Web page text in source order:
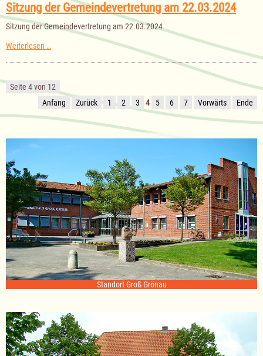
Sitzung der Gemeindevertretung am 22.03.2024
Sitzung der Gemeindevertretung am 22.03.2024
Weiterlesen …Sitzung
Gemeindevertretung
22.03.2024
Seite 4 von 12
Anfang
Zurück 1 2 3 4 5 6 7 Vorwärts Ende
Standort Groß Grönau